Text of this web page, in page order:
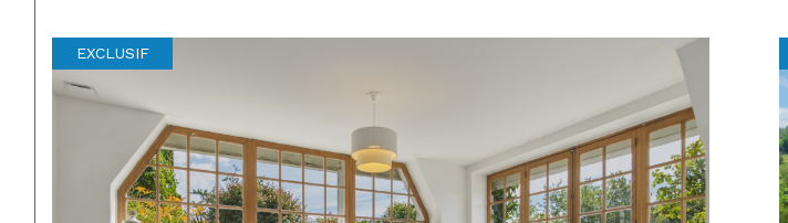
EXCLUSIF